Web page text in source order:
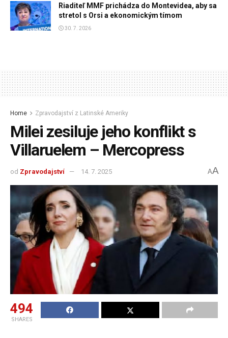
Riaditeľ MMF prichádza do Montevidea, aby sa
stretol s Orsi a ekonomickým tímom
30. 7. 2026
Home Zpravodajství z Latinské Ameriky
Milei zesiluje jeho konflikt s
Villaruelem – Mercopress
od Zpravodajství 14. 7. 2025 AA
494
SHARES